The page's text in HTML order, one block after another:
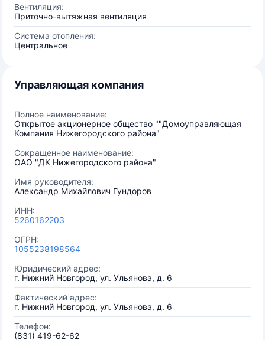
Вентиляция:
Приточно-вытяжная вентиляция
Система отопления:
Центральное
Управляющая компания
Полное наименование:
Открытое акционерное общество ""Домоуправляющая
Компания Нижегородского района"
Сокращенное наименование:
ОАО "ДК Нижегородского района"
Имя руководителя:
Александр Михайлович Гундоров
ИНН:
5260162203
ОГРН:
1055238198564
Юридический адрес:
г. Нижний Новгород, ул. Ульянова, д. 6
Фактический адрес:
г. Нижний Новгород, ул. Ульянова, д. 6
Телефон:
(831) 419-62-62